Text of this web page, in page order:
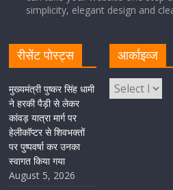
August 1, 2026
मुख्यमंत्री पुष्कर सिंह
किया भ्रमण, जवानों
जानकारी
simplicity, elegant design and
रीसेंट पोस्ट्स
मुख्यमंत्री पुष्कर सिंह धामी
ने हरकी पैड़ी से लेकर
कांवड़ यात्रा मार्ग पर
हेलीकॉप्टर से शिवभक्तों
पर पुष्पवर्षा कर उनका
स्वागत किया गया
August 5, 2026
आर्काइव्ज